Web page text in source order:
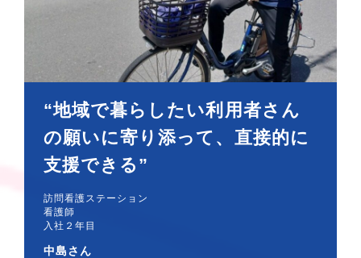
“地域で暮らしたい利用者さん
の願いに寄り添って、直接的に
支援できる”
訪問看護ステーション
看護師
入社２年目
中島さん